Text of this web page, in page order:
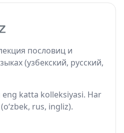
пословиц и
(узбекский, русский,
katta kolleksiyasi. Har
rus, ingliz).